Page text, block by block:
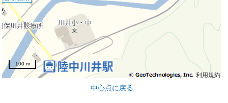
利用規約
100 m
中心点に戻る